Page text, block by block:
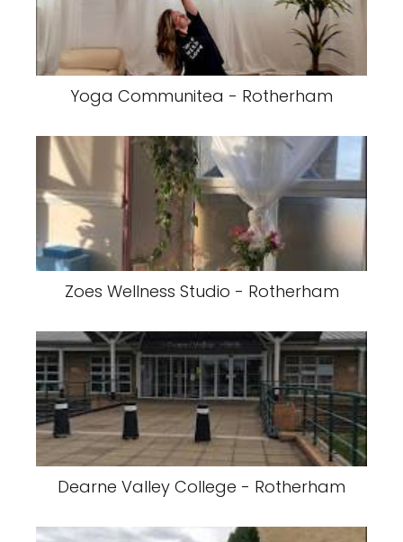
Yoga Communitea - Rotherham
Zoes Wellness Studio - Rotherham
Dearne Valley College - Rotherham